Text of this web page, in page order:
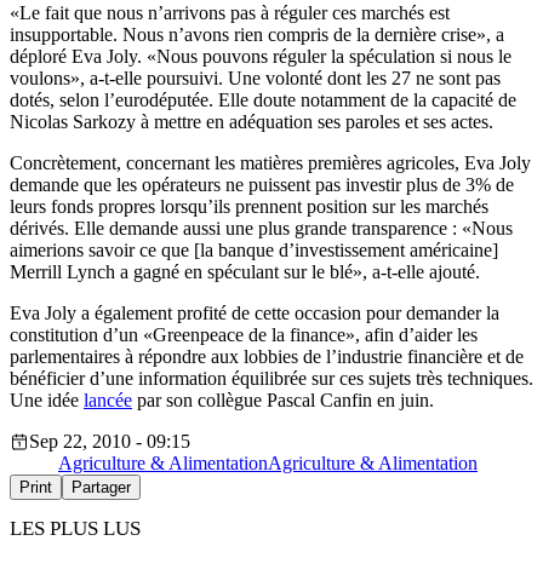
«Le fait que nous n’arrivons pas à réguler ces marchés est
insupportable. Nous n’avons rien compris de la dernière crise», a
déploré Eva Joly. «Nous pouvons réguler la spéculation si nous le
voulons», a-t-elle poursuivi. Une volonté dont les 27 ne sont pas
dotés, selon l’eurodéputée. Elle doute notamment de la capacité de
Nicolas Sarkozy à mettre en adéquation ses paroles et ses actes.
Concrètement, concernant les matières premières agricoles, Eva Joly
demande que les opérateurs ne puissent pas investir plus de 3% de
leurs fonds propres lorsqu’ils prennent position sur les marchés
dérivés. Elle demande aussi une plus grande transparence : «Nous
aimerions savoir ce que [la banque d’investissement américaine]
Merrill Lynch a gagné en spéculant sur le blé», a-t-elle ajouté.
Eva Joly a également profité de cette occasion pour demander la
constitution d’un «Greenpeace de la finance», afin d’aider les
parlementaires à répondre aux lobbies de l’industrie financière et de
bénéficier d’une information équilibrée sur ces sujets très techniques.
Une idée lancée par son collègue Pascal Canfin en juin.
Sep 22, 2010 - 09:15
Agriculture & AlimentationAgriculture & Alimentation
Print Partager
LES PLUS LUS